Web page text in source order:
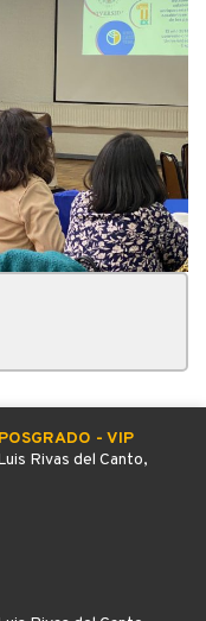
- VIP
Rivas del Canto,